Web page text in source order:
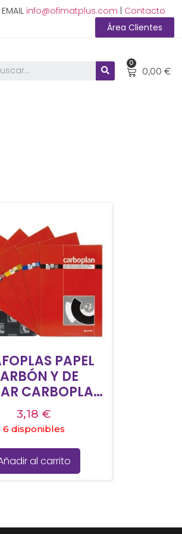
info@ofimatplus.com
Contacto
Área Clientes
0,00 €
0
PAPEL
Y DE
CARBOPLAN
PACK
10H NEGRO
3,18 €
6 disponibles
al carrito